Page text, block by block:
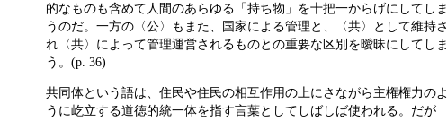
的なものも含めて人間のあらゆる「持ち物」を十把一からげにしてしま
うのだ。一方の〈公〉もまた、国家による管理と、〈共〉として維持さ
れ〈共〉によって管理運営されるものとの重要な区別を曖昧にしてしま
う。(p. 36)
共同体という語は、住民や住民の相互作用の上にさながら主権権力のよ
うに屹立する道徳的統一体を指す言葉としてしばしば使われる。だが